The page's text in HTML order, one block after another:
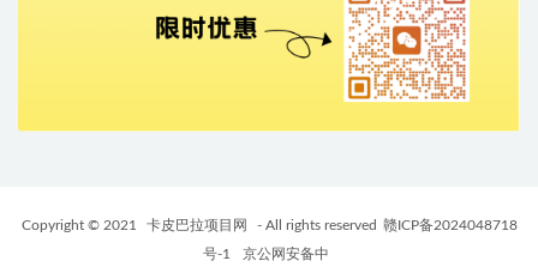
Copyright © 2021 卡皮巴拉项目网 - All rights reserved
赣ICP备2024048718
号-1
京公网安备中